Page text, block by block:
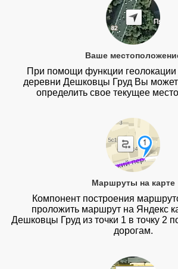
Ваше
При помощи функции геолокации
деревни Дешковцы Груд Вы
определить свое текущее
Маршруты на карте
Компонент построения
проложить маршрут на Яндекс
Дешковцы Груд из точки 1 в точку 2
дорогам.